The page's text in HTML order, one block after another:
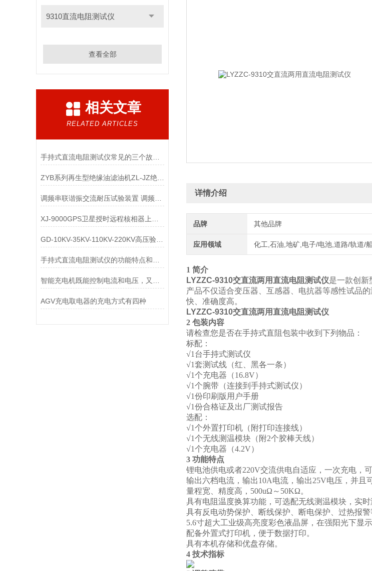
详情介绍
品牌 其他品牌
应用领域 化工,石油,地矿,电子/电池,道路/轨道/
1 简介
LYZZC-9310交直流两用直流电阻测试仪是一款创新
产品不仅适合变压器、互感器、电抗器等感性试品
快、准确度高。
LYZZC-9310交直流两用直流电阻测试仪
2 包装内容
请检查您是否在手持式直阻包装中收到下列物品：
标配：
√1台手持式测试仪
√1套测试线（红、黑各一条）
√1个充电器（16.8V）
√1个腕带（连接到手持式测试仪）
√1份印刷版用户手册
√1份合格证及出厂测试报告
选配：
√1个外置打印机（附打印连接线）
√1个无线测温模块（附2个胶棒天线）
√1个充电器（4.2V）
3 功能特点
锂电池供电或者220V交流供电自适应，一次充电，
输出六档电流，输出10A电流，输出25V电压，并且
量程宽、精度高，500uΩ～50KΩ。
具有电阻温度换算功能，可选配无线测温模块，实
具有反电动势保护、断线保护、断电保护、过热报警
5.6寸超大工业级高亮度彩色液晶屏，在强阳光下显
配备外置式打印机，便于数据打印。
具有本机存储和优盘存储。
4 技术指标
9310直流电阻测试仪
查看全部
相关文章
RELATED ARTICLES
GD-10KV-35KV-110KV-220KV高压验电器
AGV充电取电器的充电方式有四种